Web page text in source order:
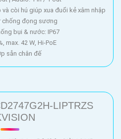
còi hú giúp xua đuổi kẻ xâm nhập
chống đọng sương
bụi & nước: IP67
max. 42 W, Hi-PoE
sẵn chân đế
LIPTRZS